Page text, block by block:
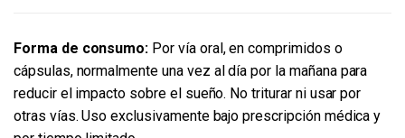
Forma de consumo: Por vía oral, en comprimidos o
cápsulas, normalmente una vez al día por la mañana para
reducir el impacto sobre el sueño. No triturar ni usar por
otras vías. Uso exclusivamente bajo prescripción médica y